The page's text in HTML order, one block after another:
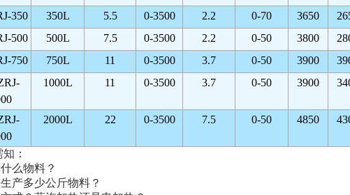
350 350L 5.5 0-3500 2.2 0-70 3650
500 500L 7.5 0-3500 2.2 0-50 3800
750 750L 11 0-3500 3.7 0-50 3900
1000L 11 0-3500 3.7 0-50 3900
2000L 22 0-3500 7.5 0-50 4850
：
么物料？
产多少公斤物料？